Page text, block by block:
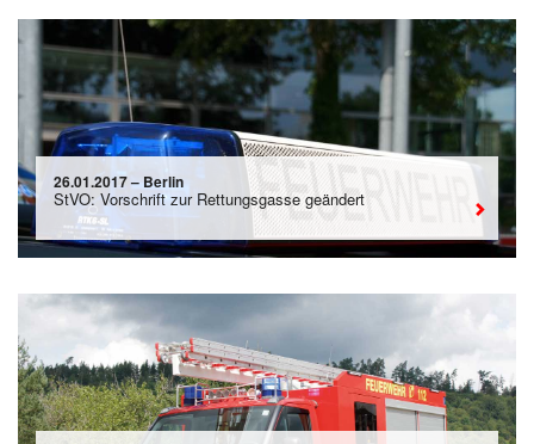
26.01.2017 – Berlin
StVO: Vorschrift zur Rettungsgasse geändert